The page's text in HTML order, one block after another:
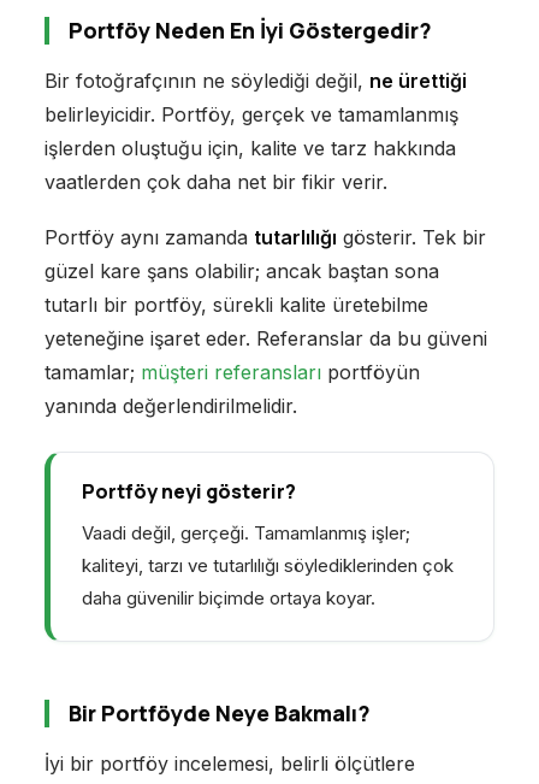
Portföy Neden En İyi Göstergedir?
Bir fotoğrafçının ne söylediği değil, ne ürettiği
belirleyicidir. Portföy, gerçek ve tamamlanmış
işlerden oluştuğu için, kalite ve tarz hakkında
vaatlerden çok daha net bir fikir verir.
Portföy aynı zamanda tutarlılığı gösterir. Tek bir
güzel kare şans olabilir; ancak baştan sona
tutarlı bir portföy, sürekli kalite üretebilme
yeteneğine işaret eder. Referanslar da bu güveni
tamamlar; müşteri referanslarıportföyün
yanında değerlendirilmelidir.
Portföy neyi gösterir?
Vaadi değil, gerçeği. Tamamlanmış işler;
kaliteyi, tarzı ve tutarlılığı söylediklerinden çok
daha güvenilir biçimde ortaya koyar.
Bir Portföyde Neye Bakmalı?
İyi bir portföy incelemesi, belirli ölçütlere